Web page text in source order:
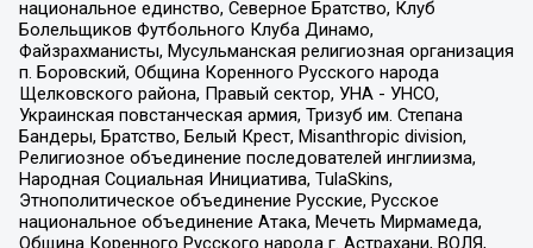
национальное единство, Северное Братство, Клуб
Болельщиков Футбольного Клуба Динамо,
Файзрахманисты, Мусульманская религиозная организация
п. Боровский, Община Коренного Русского народа
Щелковского района, Правый сектор, УНА - УНСО,
Украинская повстанческая армия, Тризуб им. Степана
Бандеры, Братство, Белый Крест, Misanthropic division,
Религиозное объединение последователей инглиизма,
Народная Социальная Инициатива, TulaSkins,
Этнополитическое объединение Русские, Русское
национальное объединение Атака, Мечеть Мирмамеда,
Община Коренного Русского народа г. Астрахани, ВОЛЯ,